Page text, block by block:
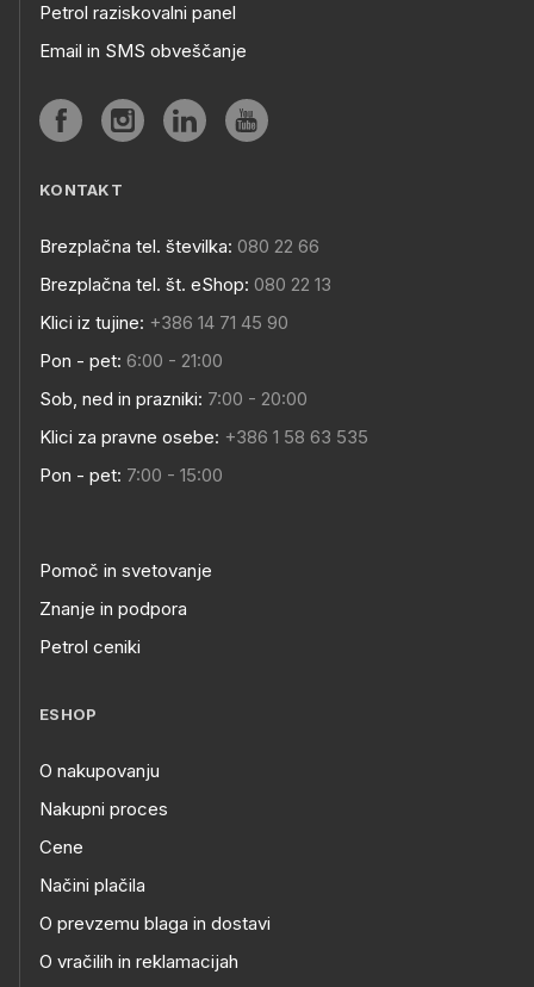
Petrol raziskovalni panel
Email in SMS obveščanje
KONTAKT
Brezplačna tel. številka: 080 22 66
Brezplačna tel. št. eShop: 080 22 13
Klici iz tujine: +386 14 71 45 90
Pon - pet: 6:00 - 21:00
Sob, ned in prazniki: 7:00 - 20:00
Klici za pravne osebe: +386 1 58 63 535
Pon - pet: 7:00 - 15:00
Pomoč in svetovanje
Znanje in podpora
Petrol ceniki
ESHOP
O nakupovanju
Nakupni proces
Cene
Načini plačila
O prevzemu blaga in dostavi
O vračilih in reklamacijah